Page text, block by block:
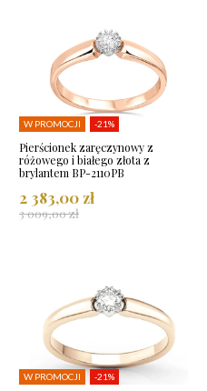
W PROMOCJI -21%
Pierścionek zaręczynowy z
różowego i białego złota z
brylantem BP-2110PB
2 383,00 zł
3 009,00 zł
W PROMOCJI -21%